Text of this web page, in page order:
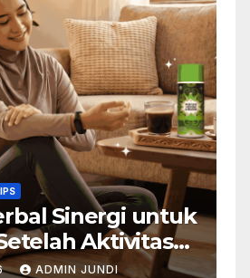
Sinergi untuk
Aktivitas
ADMIN JUNDI